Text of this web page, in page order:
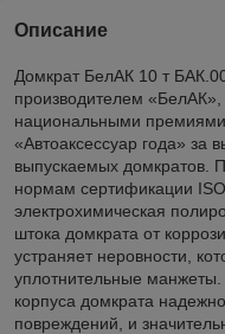
Описание
Домкрат БелАК 10 т
производителем
национальными
«Автоаксессуар года» за
выпускаемых домкратов.
нормам сертификации
электрохимическая
штока домкрата от
устраняет неровности,
уплотнительные манжеты.
корпуса домкрата
повреждений, и